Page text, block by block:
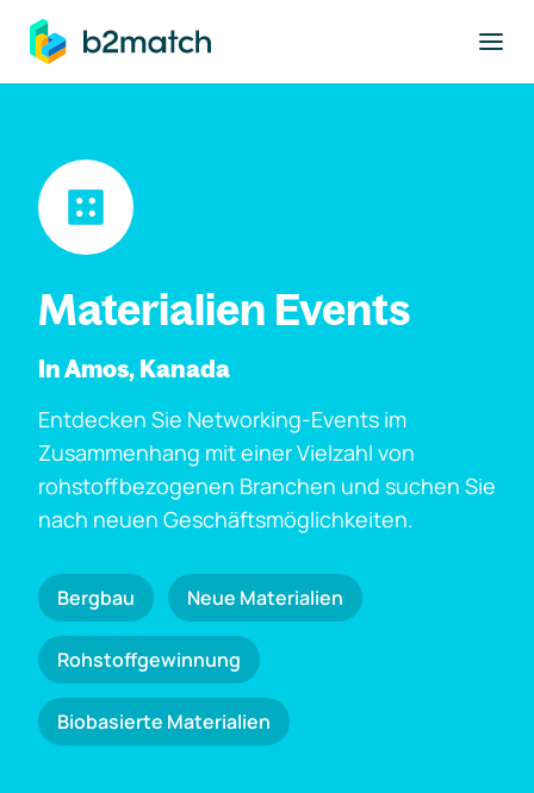
springen
Materialien Events
In Amos, Kanada
Entdecken Sie Networking-Events im
Zusammenhang mit einer Vielzahl von
rohstoffbezogenen Branchen und suchen Sie
nach neuen Geschäftsmöglichkeiten.
Bergbau Neue Materialien
Rohstoffgewinnung
Biobasierte Materialien